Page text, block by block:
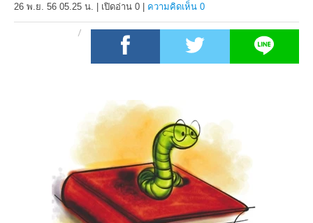
26 พ.ย. 56 05.25 น. เปิดอ่าน 0 ความคิดเห็น 0